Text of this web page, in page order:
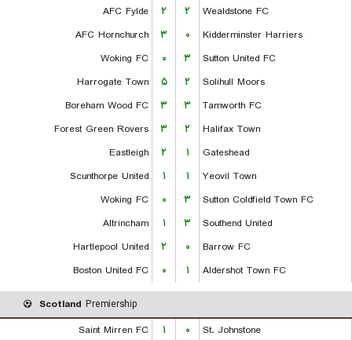
AFC Fylde
۲ ۲
Wealdstone FC
AFC Hornchurch
۳ ۰
Kidderminster Harriers
Woking FC
۰ ۳
Sutton United FC
Harrogate Town
۵ ۲
Solihull Moors
Boreham Wood FC
۳ ۳
Tamworth FC
Forest Green Rovers
۳ ۲
Halifax Town
Eastleigh
۲ ۱
Gateshead
Scunthorpe United
۱ ۱
Yeovil Town
Woking FC
۰ ۳
Sutton Coldfield Town FC
Altrincham
۱ ۳
Southend United
Hartlepool United
۲ ۰
Barrow FC
Boston United FC
۰ ۱ Aldershot Town FC
Scotland Premiership
Saint Mirren FC
۱ ۰
St. Johnstone